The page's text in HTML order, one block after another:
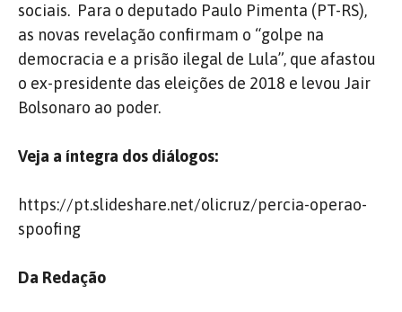
sociais. Para o deputado Paulo Pimenta (PT-RS),
as novas revelação confirmam o “golpe na
democracia e a prisão ilegal de Lula”, que afastou
o ex-presidente das eleições de 2018 e levou Jair
Bolsonaro ao poder.
Veja a íntegra dos diálogos:
https://pt.slideshare.net/olicruz/percia-operao-
spoofing
Da Redação